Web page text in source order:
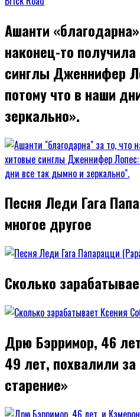
Ашанти
наконец-то
синглы Дженнифер
потому что в наши
зеркально».
Песня Леди Гага
многое другое
Сколько
Дрю Бэрримор, 46
49 лет, похвалили за
старение»